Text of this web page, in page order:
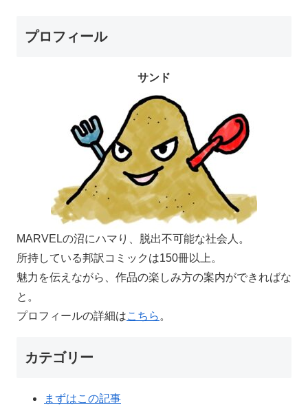
プロフィール
サンド
MARVELの沼にハマり、脱出不可能な社会人。
所持している邦訳コミックは150冊以上。
魅力を伝えながら、作品の楽しみ方の案内ができればな
と。
プロフィールの詳細はこちら 。
カテゴリー
まずはこの記事